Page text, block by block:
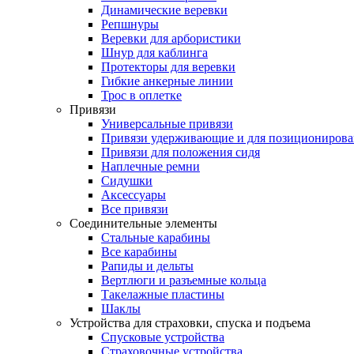
Динамические веревки
Репшнуры
Веревки для арбористики
Шнур для каблинга
Протекторы для веревки
Гибкие анкерные линии
Трос в оплетке
Привязи
Универсальные привязи
Привязи удерживающие и для
Привязи для положения сидя
Наплечные ремни
Сидушки
Аксессуары
Все привязи
Соединительные элементы
Стальные карабины
Все карабины
Рапиды и дельты
Вертлюги и разъемные кольца
Такелажные пластины
Шаклы
Устройства для страховки, спуска и подъема
Спусковые устройства
Страховочные устройства